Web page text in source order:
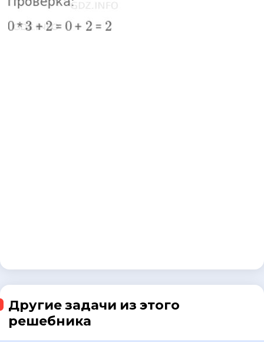
Другие задачи из этого
решебника